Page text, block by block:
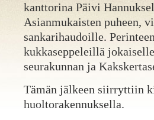
kanttorina Päivi
Asianmukaisten puheen,
sankarihaudoille.
kukkaseppeleillä
seurakunnan ja
Tämän jälkeen siirryttiin
huoltorakennuksella.